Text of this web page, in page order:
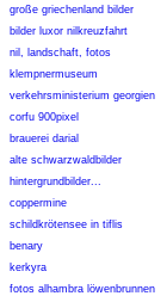
große griechenland bilder
bilder luxor nilkreuzfahrt
nil, landschaft, fotos
klempnermuseum
verkehrsministerium georgien
corfu 900pixel
brauerei darial
alte schwarzwaldbilder
hintergrundbilder...
coppermine
schildkrötensee in tiflis
benary
kerkyra
fotos alhambra löwenbrunnen